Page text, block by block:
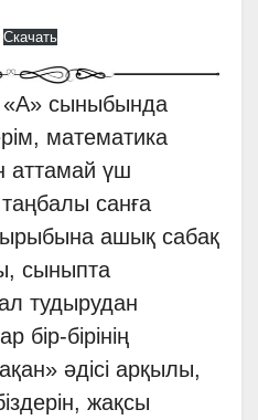
Скачать
сыныбында
математика
аттамай үш
санға
ашық сабақ
сыныпта
тудырудан
бірінің
әдісі арқылы,
жақсы